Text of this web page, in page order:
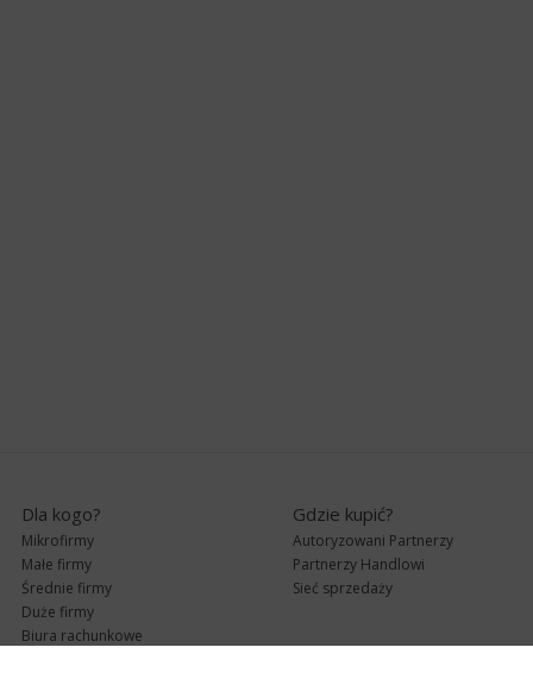
Dla kogo?
Mikrofirmy
Małe firmy
Średnie firmy
Duże firmy
Biura rachunkowe
Gdzie kupić?
Autoryzowani Partnerzy
Partnerzy Handlowi
Sieć sprzedaży